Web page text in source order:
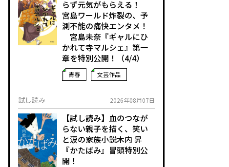
らず元気がもらえる！
宮島ワールド炸裂の、予
測不能の痛快エンタメ！
宮島未奈『ギャルにひ
かれて寺マルシェ』第一
章を特別公開！（4/4）
青春 文芸作品
試し読み 2026年08月07日
【試し読み】血のつなが
らない親子を描く、笑い
と涙の家族小説――木内 昇
『かたばみ』冒頭特別公
開！